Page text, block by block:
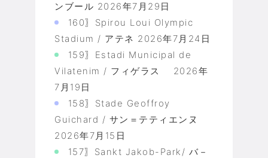
ンブール 2026年7月29日
160〗Spirou Loui Olympic
Stadium / アテネ 2026年7月24日
159〗Estadi Municipal de
Vilatenim / フィゲラス
2026年
7月19日
158〗Stade Geoffroy
Guichard / サン＝テティエンヌ
2026年7月15日
157〗Sankt Jakob-Park/ バ－